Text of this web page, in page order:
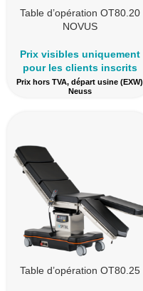
Table d’opération OT80.20
NOVUS
Prix visibles uniquement
pour les clients inscrits
Prix hors TVA, départ usine (EXW)
Neuss
Table d’opération OT80.25